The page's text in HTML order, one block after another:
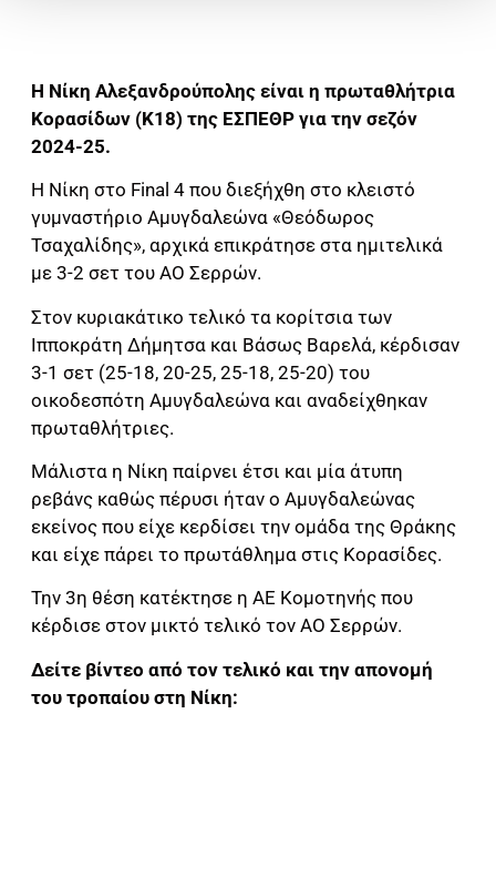
Η Νίκη Αλεξανδρούπολης είναι η πρωταθλήτρια
Κορασίδων (Κ18) της ΕΣΠΕΘΡ για την σεζόν
2024-25.
Η Νίκη στο Final 4 που διεξήχθη στο κλειστό
γυμναστήριο Αμυγδαλεώνα «Θεόδωρος
Τσαχαλίδης», αρχικά επικράτησε στα ημιτελικά
με 3-2 σετ του ΑΟ Σερρών.
Στον κυριακάτικο τελικό τα κορίτσια των
Ιπποκράτη Δήμητσα και Βάσως Βαρελά, κέρδισαν
3-1 σετ (25-18, 20-25, 25-18, 25-20) του
οικοδεσπότη Αμυγδαλεώνα και αναδείχθηκαν
πρωταθλήτριες.
Μάλιστα η Νίκη παίρνει έτσι και μία άτυπη
ρεβάνς καθώς πέρυσι ήταν ο Αμυγδαλεώνας
εκείνος που είχε κερδίσει την ομάδα της Θράκης
και είχε πάρει το πρωτάθλημα στις Κορασίδες.
Την 3η θέση κατέκτησε η ΑΕ Κομοτηνής που
κέρδισε στον μικτό τελικό τον ΑΟ Σερρών.
Δείτε βίντεο από τον τελικό και την απονομή
του τροπαίου στη Νίκη: